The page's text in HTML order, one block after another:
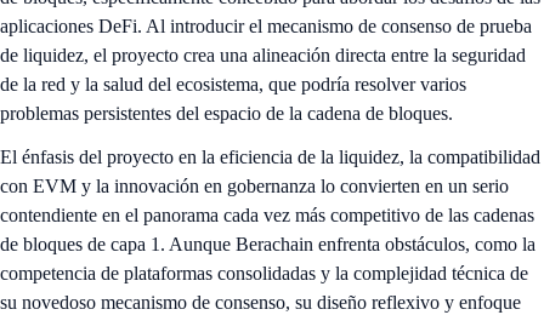
aplicaciones DeFi. Al introducir el mecanismo de consenso de prueba
de liquidez, el proyecto crea una alineación directa entre la seguridad
de la red y la salud del ecosistema, que podría resolver varios
problemas persistentes del espacio de la cadena de bloques.
El énfasis del proyecto en la eficiencia de la liquidez, la compatibilidad
con EVM y la innovación en gobernanza lo convierten en un serio
contendiente en el panorama cada vez más competitivo de las cadenas
de bloques de capa 1. Aunque Berachain enfrenta obstáculos, como la
competencia de plataformas consolidadas y la complejidad técnica de
su novedoso mecanismo de consenso, su diseño reflexivo y enfoque